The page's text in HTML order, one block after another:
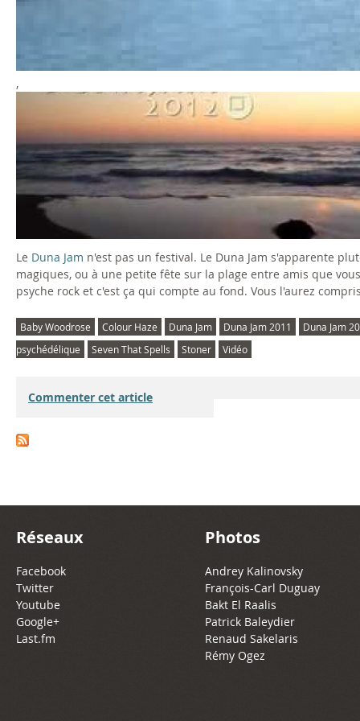
p
y
c
h
o
K
r
m
a
T
B
u
r
n
2
0
9
C
o
o
u
r
H
e
T
e
m
p
e
b
W
o
o
d
o
s
e
a
D
U
A
j
a
m
2
,
D
U
N
J
A
M
2
1
2
u
g
i
t
i
Le Duna Jam n'est pas un festival. Le Duna Jam s'apparente
magiques, ou à une petite fête sur la plage entre amis que
psyche rock et c'est ça qui compte au fond. Vous l'aurez
Baby Woodrose Colour Haze Duna Jam Duna Jam 2011
Duna Jam
psychédélique
Seven That Spells Stoner Vidéo
Commenter cet article
Réseaux
Facebook
Twitter
Youtube
Google+
Last.fm
Photos
Andrey Kalinovsky
François-Carl Duguay
Bakt El Raalis
Patrick Baleydier
Renaud Sakelaris
Rémy Ogez